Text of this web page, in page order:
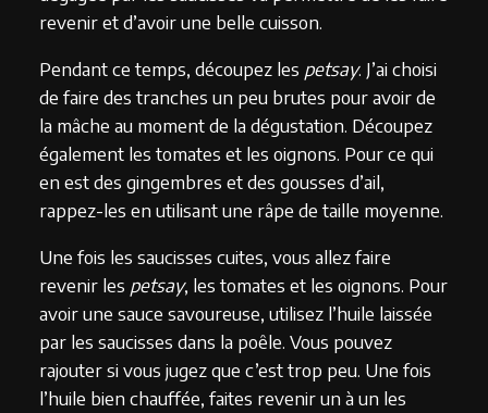
revenir et d’avoir une belle cuisson.
Pendant ce temps, découpez les petsay. J’ai choisi
de faire des tranches un peu brutes pour avoir de
la mâche au moment de la dégustation. Découpez
également les tomates et les oignons. Pour ce qui
en est des gingembres et des gousses d’ail,
rappez-les en utilisant une râpe de taille moyenne.
Une fois les saucisses cuites, vous allez faire
revenir les petsay, les tomates et les oignons. Pour
avoir une sauce savoureuse, utilisez l’huile laissée
par les saucisses dans la poêle. Vous pouvez
rajouter si vous jugez que c’est trop peu. Une fois
l’huile bien chauffée, faites revenir un à un les